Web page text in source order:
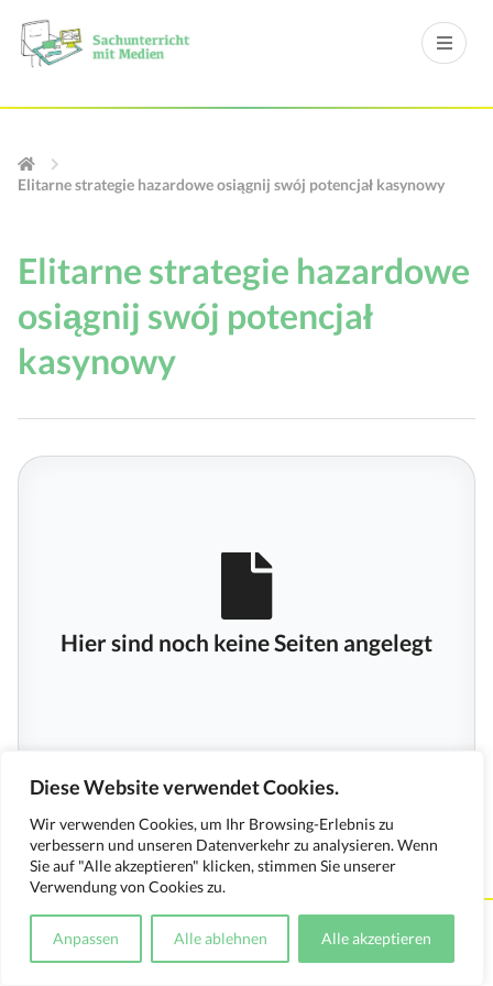
Diese Website verwendet Cookies.
Wir verwenden Cookies, um Ihr Browsing-Erlebnis zu
verbessern und unseren Datenverkehr zu analysieren. Wenn
Sie auf "Alle akzeptieren" klicken, stimmen Sie unserer
Verwendung von Cookies zu.
Anpassen Alle ablehnen Alle akzeptieren
Elitarne strategie hazardowe osiągnij swój potencjał kasynowy
Elitarne strategie hazardowe
osiągnij swój potencjał
kasynowy
Hier sind noch keine Seiten angelegt
Kontakt Impressum Datenschutzerklärung
Medienverwendungsnachweis